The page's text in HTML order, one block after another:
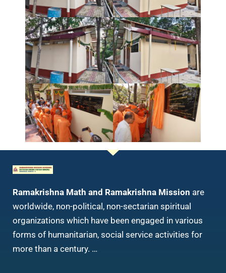
Ramakrishna Math and Ramakrishna Mission are
worldwide, non-political, non-sectarian spiritual
organizations which have been engaged in various
forms of humanitarian, social service activities for
more than a century. …